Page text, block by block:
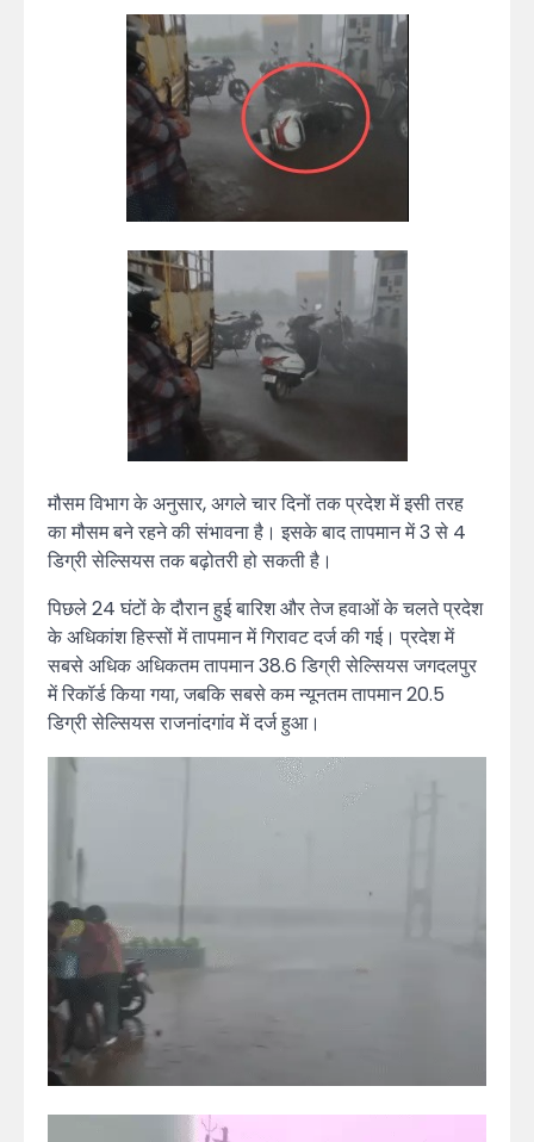
मौसम विभाग के अनुसार, अगले चार दिनों तक प्रदेश में इसी तरह
का मौसम बने रहने की संभावना है। इसके बाद तापमान में 3 से 4
डिग्री सेल्सियस तक बढ़ोतरी हो सकती है।
पिछले 24 घंटों के दौरान हुई बारिश और तेज हवाओं के चलते प्रदेश
के अधिकांश हिस्सों में तापमान में गिरावट दर्ज की गई। प्रदेश में
सबसे अधिक अधिकतम तापमान 38.6 डिग्री सेल्सियस जगदलपुर
में रिकॉर्ड किया गया, जबकि सबसे कम न्यूनतम तापमान 20.5
डिग्री सेल्सियस राजनांदगांव में दर्ज हुआ।